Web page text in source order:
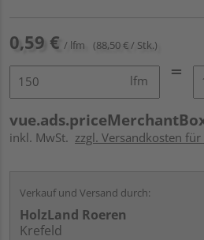
0,59 € / lfm (88,50 € / Stk.)
lfm
inkl. MwSt. zzgl. Versandkosten
Verkauf und Versand durch:
HolzLand Roeren
Krefeld